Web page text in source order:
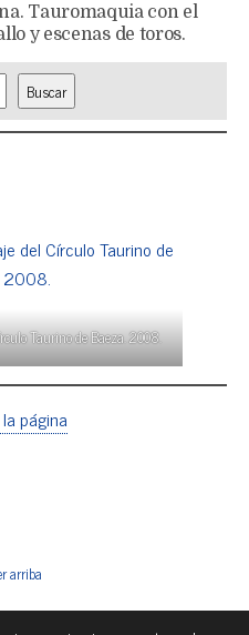
Tauromaquia con el
y escenas de toros.
Buscar
Taurino de Baeza. 2008.
página
arriba